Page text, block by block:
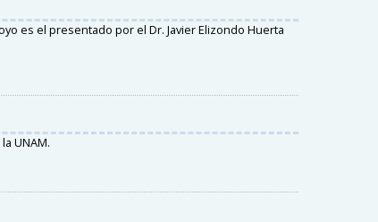
es el presentado por el Dr. Javier Elizondo Huerta
UNAM.